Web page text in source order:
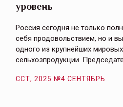
уровень
Россия сегодня не только
себя продовольствием, но и
одного из крупнейших
сельхозпродукции.
ССТ, 2025 №4 СЕНТЯБРЬ